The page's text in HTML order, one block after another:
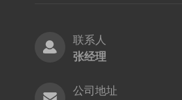
联系人
张经理
公司地址